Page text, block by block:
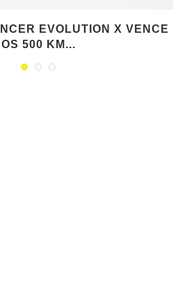
EVOLUTION X VENCE
OS 500 KM...